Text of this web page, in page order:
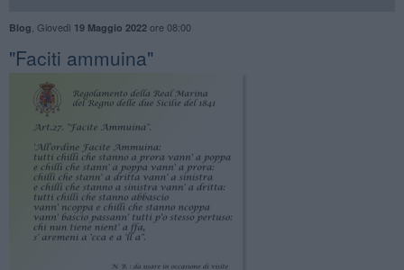
Blog Giovedì 19 Maggio 2022ore 08:00
​"Faciti ammuina"